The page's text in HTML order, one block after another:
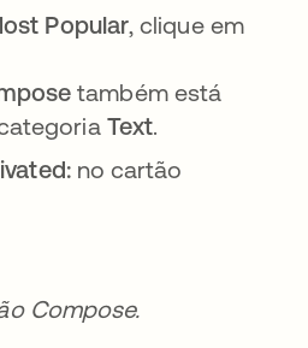
Popular, clique em
também está
Text.
no cartão
Compose.